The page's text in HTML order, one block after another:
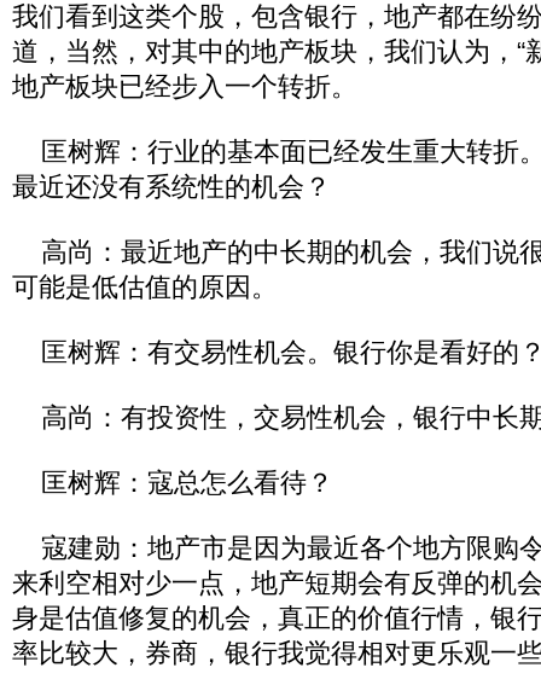
我们看到这类个股，包含银行，地产都在纷
道，当然，对其中的地产板块，我们认为，“
地产板块已经步入一个转折。
匡树辉：行业的基本面已经发生重大转折
最近还没有系统性的机会？
高尚：最近地产的中长期的机会，我们说
可能是低估值的原因。
匡树辉：有交易性机会。银行你是看好的
高尚：有投资性，交易性机会，银行中长
匡树辉：寇总怎么看待？
寇建勋：地产市是因为最近各个地方限购
来利空相对少一点，地产短期会有反弹的机
身是估值修复的机会，真正的价值行情，银
率比较大，券商，银行我觉得相对更乐观一